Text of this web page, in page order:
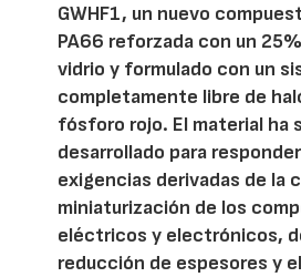
GWHF1, un nuevo
PA66 reforzada con un
vidrio y formulado con un
completamente libre de
fósforo rojo. El material ha
desarrollado para
exigencias derivadas de la
miniaturización de los
eléctricos y electrónicos,
reducción de espesores y